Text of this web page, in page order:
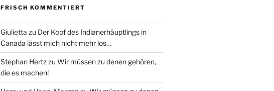
FRISCH KOMMENTIERT
Giulietta zu Der Kopf des Indianerhäuptlings in
Canada lässt mich nicht mehr los…
Stephan Hertz zu Wir müssen zu denen gehören,
die es machen!